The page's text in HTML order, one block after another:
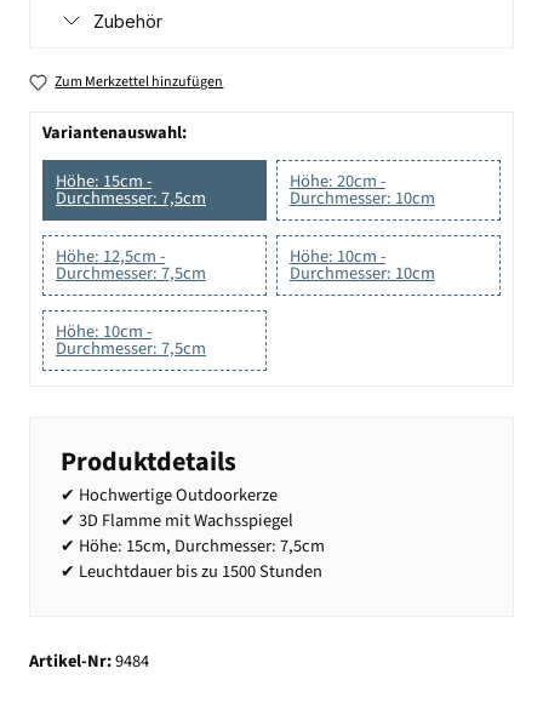
Zubehör
Zum Merkzettel hinzufügen
Variantenauswahl:
Höhe: 15cm -
Durchmesser: 7,5cm
Höhe: 20cm -
Durchmesser: 10cm
Höhe: 12,5cm -
Durchmesser: 7,5cm
Höhe: 10cm -
Durchmesser: 10cm
Höhe: 10cm -
Durchmesser: 7,5cm
Produktdetails
✔ Hochwertige Outdoorkerze
✔ 3D Flamme mit Wachsspiegel
✔ Höhe: 15cm, Durchmesser: 7,5cm
✔ Leuchtdauer bis zu 1500 Stunden
Artikel-Nr:9484